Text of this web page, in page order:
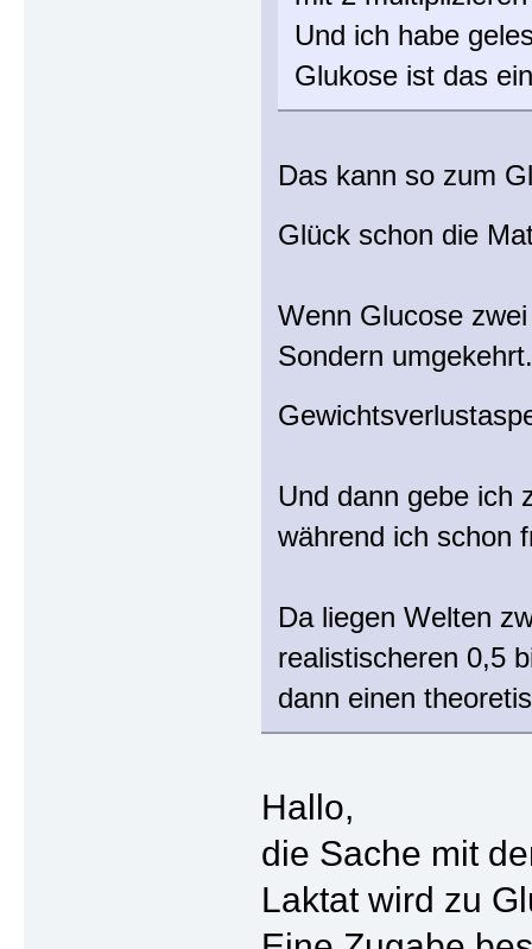
Und ich habe
Glukose ist das
Das kann so zum
Glück schon die
Wenn Glucose
Sondern
Und dann gebe ich
während ich schon
Da liegen Welten
realistischeren 0,5
dann einen
Hallo,
die Sache mit
Laktat wird zu